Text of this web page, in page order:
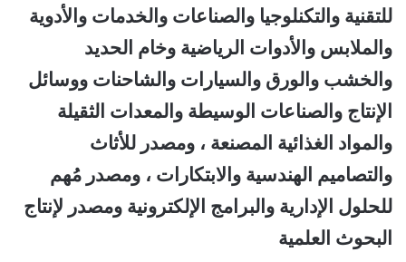
للتقنية والتكنلوجيا والصناعات والخدمات والأدوية
والملابس والأدوات الرياضية وخام الحديد
والخشب والورق والسيارات والشاحنات ووسائل
الإنتاج والصناعات الوسيطة والمعدات الثقيلة
والمواد الغذائية المصنعة ، ومصدر للأثاث
والتصاميم الهندسية والابتكارات ، ومصدر مُهم
للحلول الإدارية والبرامج الإلكترونية ومصدر لإنتاج
البحوث العلمية